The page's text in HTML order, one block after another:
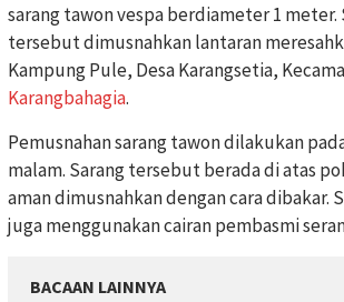
sarang tawon vespa berdiameter 1 meter.
tersebut dimusnahkan lantaran
Kampung Pule, Desa Karangsetia,
Karangbahagia.
Pemusnahan sarang tawon dilakukan
malam. Sarang tersebut berada di atas
aman dimusnahkan dengan cara dibakar.
juga menggunakan cairan pembasmi
BACAAN LAINNYA